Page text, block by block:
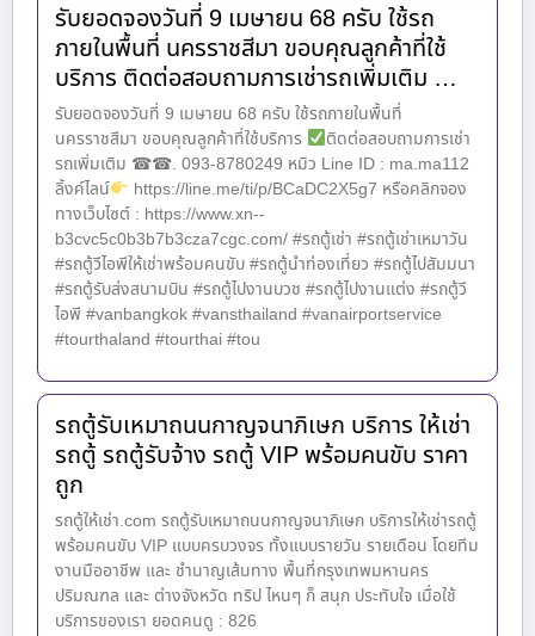
รับยอดจองวันที่ 9 เมษายน 68 ครับ ใช้รถ
ภายในพื้นที่ นครราชสีมา ขอบคุณลูกค้าที่ใช้
บริการ ติดต่อสอบถามการเช่ารถเพิ่มเติม …
รับยอดจองวันที่ 9 เมษายน 68 ครับ ใช้รถภายในพื้นที่
นครราชสีมา ขอบคุณลูกค้าที่ใช้บริการ
ติดต่อสอบถามการเช่า
รถเพิ่มเติม ☎☎. 093-8780249 หมิว Line ID : ma.ma112
ลิ้งค์ไลน์
https://line.me/ti/p/BCaDC2X5g7 หรือคลิกจอง
ทางเว็บไซต์ : https://www.xn--
b3cvc5c0b3b7b3cza7cgc.com/ #รถตู้เช่า #รถตู้เช่าเหมาวัน
#รถตู้วีไอพีให้เช่าพร้อมคนขับ #รถตู้นำท่องเที่ยว #รถตู้ไปสัมมนา
#รถตู้รับส่งสนามบิน #รถตู้ไปงานบวช #รถตู้ไปงานแต่ง #รถตู้วี
ไอพี #vanbangkok #vansthailand #vanairportservice
#tourthaland #tourthai #tou
รถตู้รับเหมาถนนกาญจนาภิเษก บริการ ให้เช่า
รถตู้ รถตู้รับจ้าง รถตู้ VIP พร้อมคนขับ ราคา
ถูก
รถตู้ให้เช่า.com รถตู้รับเหมาถนนกาญจนาภิเษก บริการให้เช่ารถตู้
พร้อมคนขับ VIP แบบครบวงจร ทั้งแบบรายวัน รายเดือน โดยทีม
งานมืออาชีพ และ ชำนาญเส้นทาง พื้นที่กรุงเทพมหานคร
ปริมณฑล และ ต่างจังหวัด ทริป ไหนๆ ก็ สนุก ประทับใจ เมื่อใช้
บริการของเรา ยอดคนดู : 826